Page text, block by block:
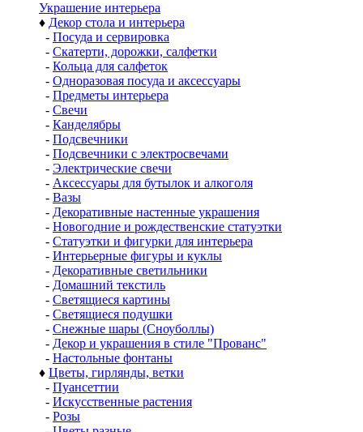
Украшение интерьера
♦ Декор стола и интерьера
- Посуда и сервировка
- Скатерти, дорожки, салфетки
- Кольца для салфеток
- Одноразовая посуда и аксессуары
- Предметы интерьера
- Свечи
- Канделябры
- Подсвечники
- Подсвечники с электросвечами
- Электрические свечи
- Аксессуары для бутылок и алкоголя
- Вазы
- Декоративные настенные украшения
- Новогодние и рождественские статуэтки
- Статуэтки и фигурки для интерьера
- Интерьерные фигуры и куклы
- Декоративные светильники
- Домашний текстиль
- Светящиеся картины
- Светящиеся подушки
- Снежные шары (Сноуболлы)
- Декор и украшения в стиле "Прованс"
- Настольные фонтаны
♦ Цветы, гирлянды, ветки
- Пуансеттии
- Искусственные растения
- Розы